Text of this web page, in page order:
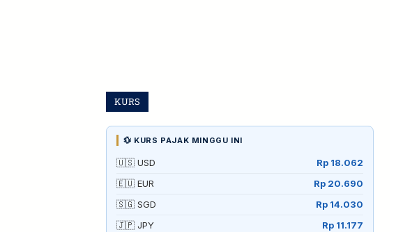
KURS
💱 KURS PAJAK MINGGU INI
🇺🇸 USD
Rp 18.062
🇪🇺 EUR
Rp 20.690
🇸🇬 SGD
Rp 14.030
🇯🇵 JPY
Rp 11.177